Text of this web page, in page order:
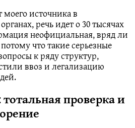
источника в
речь идет о 30 тысячах
неофициальная, вряд ли
что такие серьезные
к ряду структур,
ввоз и легализацию
проверка и